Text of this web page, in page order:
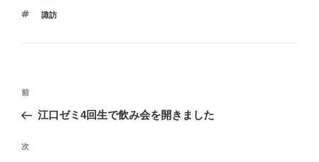
ゴ
タ
諏訪
投
ナ
ビ
前
の
稿
前
江口ゼミ4回生で飲み会を開きました
次
次